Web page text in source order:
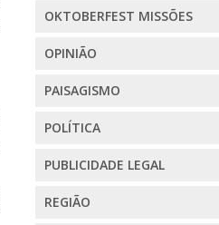
OKTOBERFEST MISSÕES
OPINIÃO
PAISAGISMO
POLÍTICA
PUBLICIDADE LEGAL
REGIÃO